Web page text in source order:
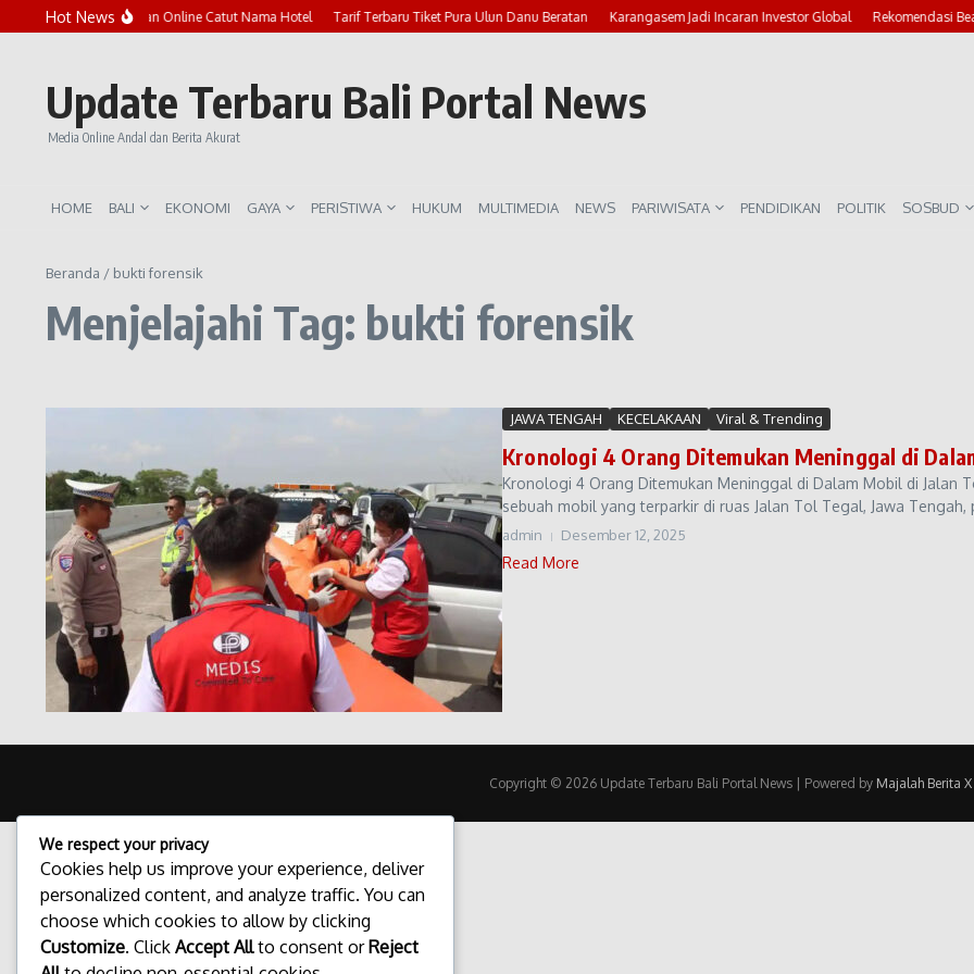
Lewati ke konten
Hot News
Marak Penipuan Online Catut Nama Hotel Tarif Terbaru Tiket Pura Ulun Danu Beratan Karangasem Jadi Incaran Investor Global Rekomendasi
Update Terbaru Bali Portal News
Media Online Andal dan Berita Akurat
HOME BALI EKONOMI GAYA PERISTIWA HUKUM MULTIMEDIA NEWS PARIWISATA PENDIDIKAN POLITIK SOSBUD
Beranda / bukti forensik
Menjelajahi Tag: bukti forensik
JAWA TENGAH KECELAKAAN Viral & Trending
Kronologi 4 Orang Ditemukan Meninggal di
Kronologi 4 Orang Ditemukan Meninggal di Dalam Mobil di Jalan
sebuah mobil yang terparkir di ruas Jalan Tol Tegal, Jawa Tengah,
admin Desember 12, 2025
Read More
Copyright © 2026 Update Terbaru Bali Portal News | Powered by Majalah Berita X
We respect your privacy
Cookies help us improve your experience, deliver
personalized content, and analyze traffic. You can
choose which cookies to allow by clicking
Customize. Click Accept Allto consent orReject